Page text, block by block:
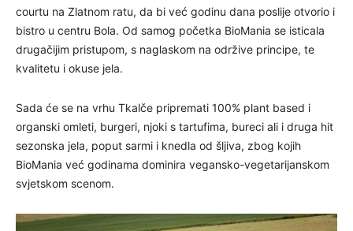
courtu na Zlatnom ratu, da bi već godinu dana poslije otvorio i
bistro u centru Bola. Od samog početka BioMania se isticala
drugačijim pristupom, s naglaskom na održive principe, te
kvalitetu i okuse jela.
Sada će se na vrhu Tkalče pripremati 100% plant based i
organski omleti, burgeri, njoki s tartufima, bureci ali i druga hit
sezonska jela, poput sarmi i knedla od šljiva, zbog kojih
BioMania već godinama dominira vegansko-vegetarijanskom
svjetskom scenom.